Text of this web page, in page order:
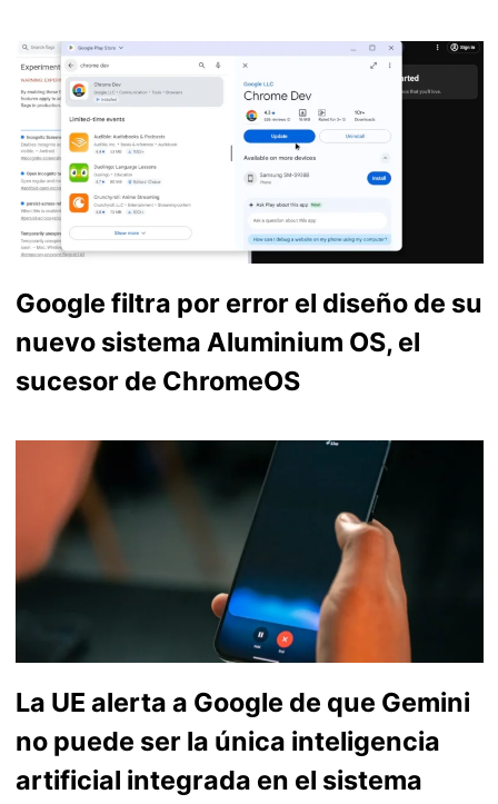
Google filtra por error el diseño de su
nuevo sistema Aluminium OS, el
sucesor de ChromeOS
La UE alerta a Google de que Gemini
no puede ser la única inteligencia
artificial integrada en el sistema